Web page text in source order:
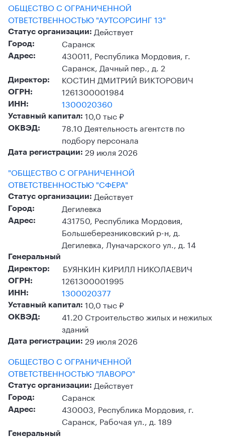
ОБЩЕСТВО С ОГРАНИЧЕННОЙ
ОТВЕТСТВЕННОСТЬЮ "АУТСОРСИНГ 13"
Статус организации: Действует
Город: Саранск
Адрес:
430011, Республика Мордовия, г.
Саранск, Дачный пер., д. 2
Директор: КОСТИН ДМИТРИЙ ВИКТОРОВИЧ
ОГРН: 1261300001984
ИНН: 1300020360
Уставный капитал: 10,0 тыс ₽
ОКВЭД:
78.10 Деятельность агентств по
подбору персонала
Дата регистрации: 29 июля 2026
"ОБЩЕСТВО С ОГРАНИЧЕННОЙ
ОТВЕТСТВЕННОСТЬЮ "СФЕРА"
Статус организации: Действует
Город: Дегилевка
Адрес:
431750, Республика Мордовия,
Большеберезниковский р-н, д.
Дегилевка, Луначарского ул., д. 14
Генеральный
Директор:
БУЯНКИН КИРИЛЛ НИКОЛАЕВИЧ
ОГРН: 1261300001995
ИНН: 1300020377
Уставный капитал: 10,0 тыс ₽
ОКВЭД:
41.20 Строительство жилых и нежилых
зданий
Дата регистрации: 29 июля 2026
ОБЩЕСТВО С ОГРАНИЧЕННОЙ
ОТВЕТСТВЕННОСТЬЮ "ЛАВОРО"
Статус организации: Действует
Город: Саранск
Адрес:
430003, Республика Мордовия, г.
Саранск, Рабочая ул., д. 189
Генеральный